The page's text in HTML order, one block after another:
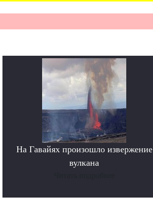
На Гавайях произошло извержение
вулкана